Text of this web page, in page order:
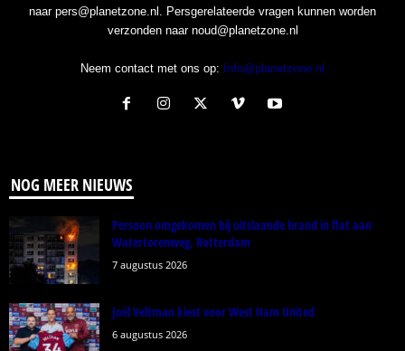
naar pers@planetzone.nl. Persgerelateerde vragen kunnen worden
verzonden naar noud@planetzone.nl
Neem contact met ons op: Info@planetzone.nl
NOG MEER NIEUWS
Persoon omgekomen bij uitslaande brand in flat aan
Watertorenweg, Rotterdam
7 augustus 2026
Joël Veltman kiest voor West Ham United
6 augustus 2026